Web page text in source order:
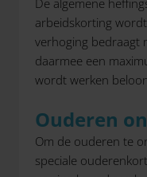
arbeidskorting
verhoging bedraagt
daarmee een
wordt werken
Ouderen
Om de ouderen te
speciale